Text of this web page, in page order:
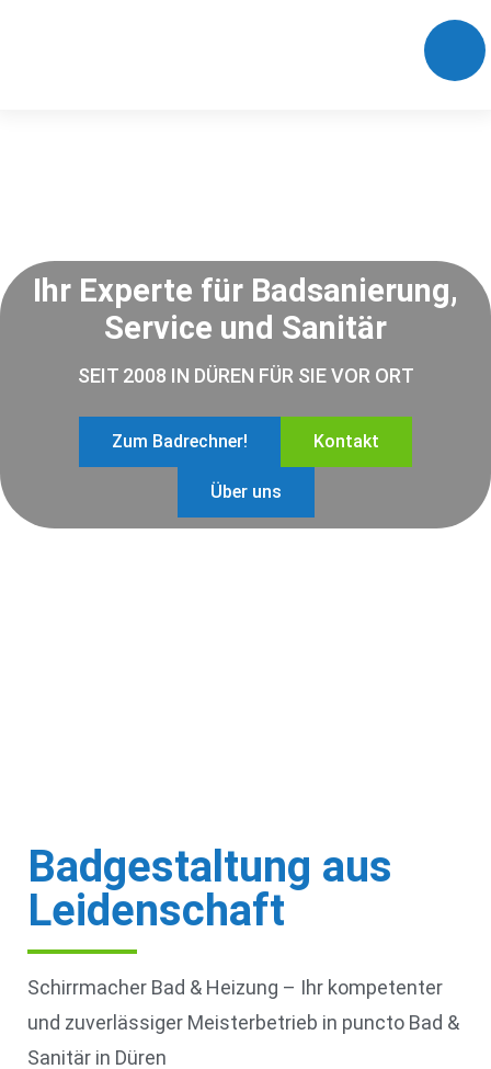
Ihr Experte für Badsanierung,
Service und Sanitär
SEIT 2008 IN DÜREN FÜR SIE VOR ORT
Zum Badrechner! Kontakt
Über uns
Badgestaltung aus
Leidenschaft
Schirrmacher Bad & Heizung – Ihr kompetenter
und zuverlässiger Meisterbetrieb in puncto Bad &
Sanitär in Düren